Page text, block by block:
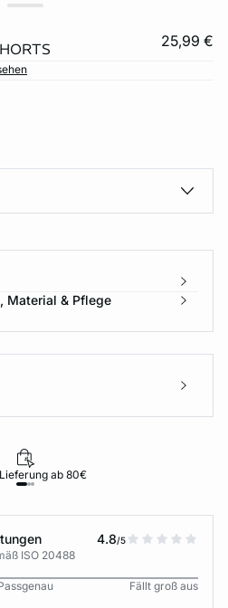
25,99 €
Material & Pflege
ab 80€
4.8/5
ISO 20488
Fällt groß aus